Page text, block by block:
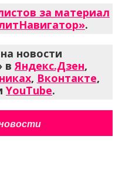
за материал
.
новости
вЯндекс.Дзен,
, Вконтакте,
YouTube.